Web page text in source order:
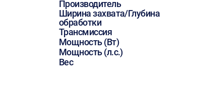
Производитель
Ширина захвата/Глубина
обработки
Трансмиссия
Мощность (Вт)
Мощность (л.с.)
Вес